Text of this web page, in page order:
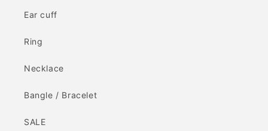
Ear cuff
Ring
Necklace
Bangle / Bracelet
SALE